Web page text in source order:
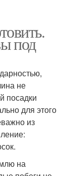
под
не
посадки
для этого
из
на